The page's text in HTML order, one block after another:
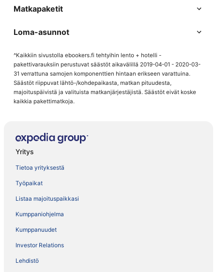
Matkapaketit
Loma-asunnot
^Kaikkiin sivustolla ebookers.fi tehtyihin lento + hotelli -
pakettivarauksiin perustuvat säästöt aikavälillä 2019-04-01 - 2020-03-
31 verrattuna samojen komponenttien hintaan erikseen varattuina.
Säästöt riippuvat lähtö-/kohdepaikasta, matkan pituudesta,
majoituspäivistä ja valituista matkanjärjestäjistä. Säästöt eivät koske
kaikkia pakettimatkoja.
Yritys
Tietoa yrityksestä
Työpaikat
Listaa majoituspaikkasi
Kumppaniohjelma
Kumppanuudet
Investor Relations
Lehdistö